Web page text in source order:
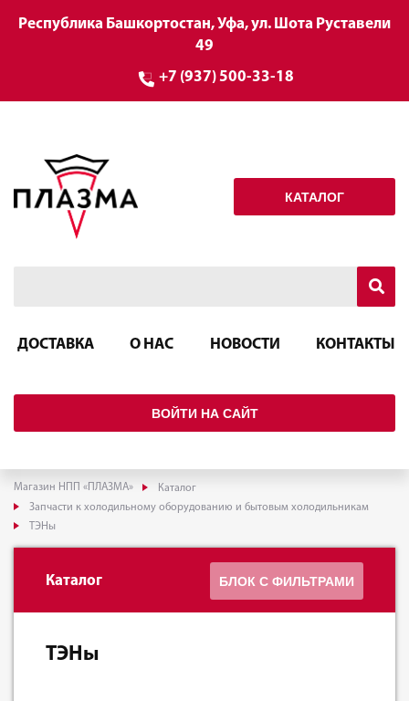
Республика Башкортостан, Уфа, ул. Шота Руставели
49
+7 (937) 500-33-18
КАТАЛОГ
ДОСТАВКА О НАС НОВОСТИ КОНТАКТЫ
ВОЙТИ НА САЙТ
Магазин НПП «ПЛАЗМА»
Каталог
Запчасти к холодильному оборудованию и бытовым холодильникам
ТЭНы
Каталог БЛОК С ФИЛЬТРАМИ
ТЭНы